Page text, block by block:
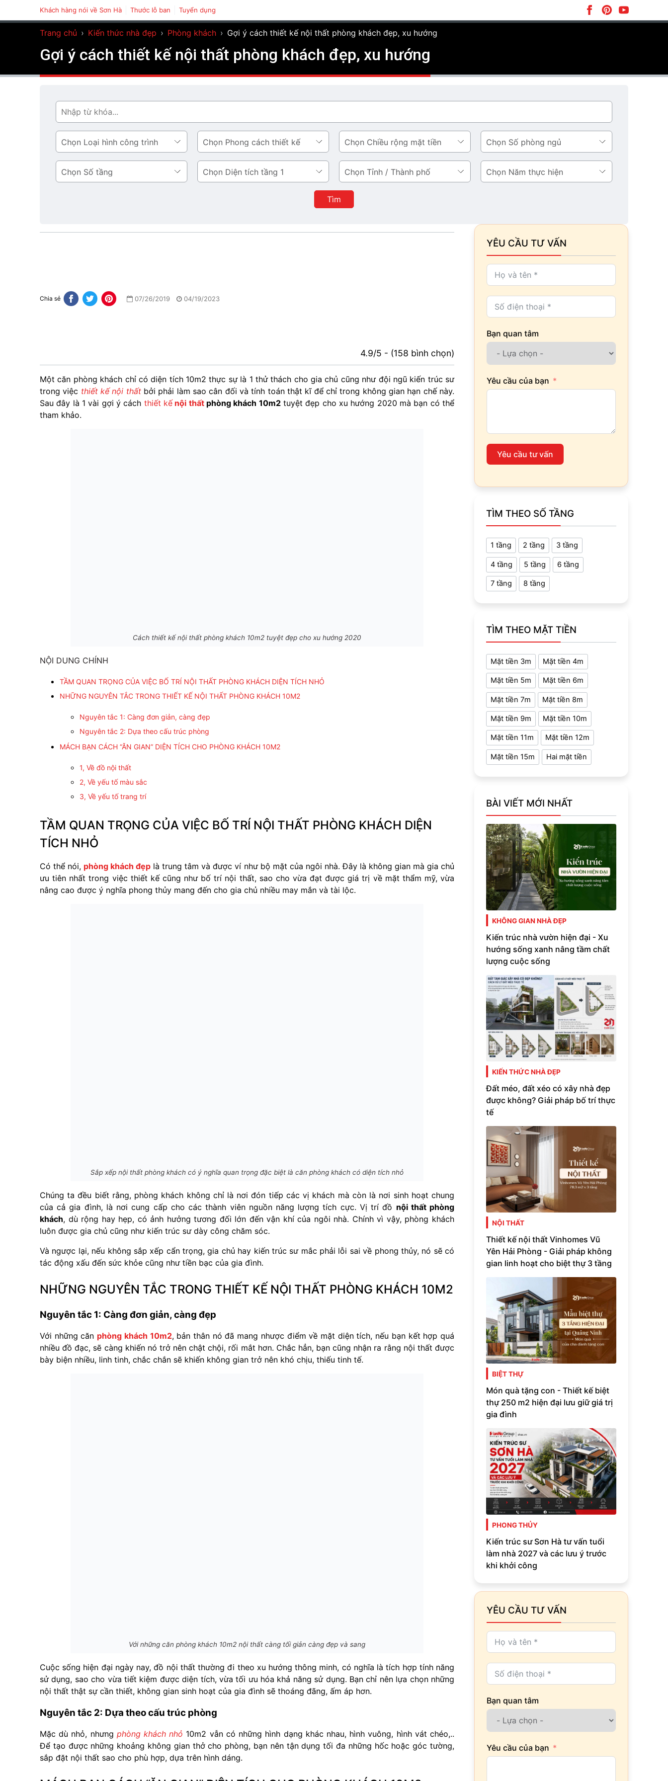
Khách hàng nói về Sơn Hà Thước lỗ ban Tuyển dụng
Trang chủ › Kiến thức nhà đẹp › Phòng khách › Gợi ý cách thiết kế nội thất phòng khách đẹp, xu hướng
Gợi ý cách thiết kế nội thất phòng khách đẹp, xu hướng
Tìm
Loại
hình
công
trình
Phong
cách
thiết
kế
Chiều
rộng
mặt
tiền
Số
phòng
ngủ
Số
tầng
Diện
tích
Tỉnh
/
Thành
phố
Năm
thực
Tìm
Chia sẻ 07/26/2019 04/19/2023
4.9/5 - (158 bình chọn)
Một căn phòng khách chỉ có diện tích 10m2 thực sự là 1 thử thách cho gia chủ cũng như đội ngũ kiến trúc sư
trong việc thiết kế nội thấtbởi phải làm sao cân đối và tính toán thật kĩ để chỉ trong không gian hạn chế này.
Sau đây là 1 vài gợi ý cách thiết kếnội thấtphòng khách 10m2tuyệt đẹp cho xu hướng 2020 mà bạn có thể
tham khảo.
Cách thiết kế nội thất phòng khách 10m2 tuyệt đẹp cho xu hướng 2020
NỘI DUNG CHÍNH
TẦM QUAN TRỌNG CỦA VIỆC BỐ TRÍ NỘI THẤT PHÒNG KHÁCH DIỆN TÍCH NHỎ
NHỮNG NGUYÊN TẮC TRONG THIẾT KẾ NỘI THẤT PHÒNG KHÁCH 10M2
Nguyên tắc 1: Càng đơn giản, càng đẹp
Nguyên tắc 2: Dựa theo cấu trúc phòng
MÁCH BẠN CÁCH “ĂN GIAN” DIỆN TÍCH CHO PHÒNG KHÁCH 10M2
1, Về đồ nội thất
2, Về yếu tố màu sắc
3, Về yếu tố trang trí
TẦM QUAN TRỌNG CỦA VIỆC BỐ TRÍ NỘI THẤT PHÒNG KHÁCH DIỆN
TÍCH NHỎ
Có thể nói, phòng khách đẹp là trung tâm và được ví như bộ mặt của ngôi nhà. Đây là không gian mà gia chủ
ưu tiên nhất trong việc thiết kế cũng như bố trí nội thất, sao cho vừa đạt được giá trị về mặt thẩm mỹ, vừa
nâng cao được ý nghĩa phong thủy mang đến cho gia chủ nhiều may mắn và tài lộc.
Sắp xếp nội thất phòng khách có ý nghĩa quan trọng đặc biệt là căn phòng khách có diện tích nhỏ
Chúng ta đều biết rằng, phòng khách không chỉ là nơi đón tiếp các vị khách mà còn là nơi sinh hoạt chung
của cả gia đình, là nơi cung cấp cho các thành viên nguồn năng lượng tích cực. Vị trí đồ nội thất phòng
khách, dù rộng hay hẹp, có ảnh hưởng tương đối lớn đến vận khí của ngôi nhà. Chính vì vậy, phòng khách
luôn được gia chủ cũng như kiến trúc sư dày công chăm sóc.
Và ngược lại, nếu không sắp xếp cẩn trọng, gia chủ hay kiến trúc sư mắc phải lỗi sai về phong thủy, nó sẽ có
tác động xấu đến sức khỏe cũng như tiền bạc của gia đình.
NHỮNG NGUYÊN TẮC TRONG THIẾT KẾ NỘI THẤT PHÒNG KHÁCH 10M2
Nguyên tắc 1: Càng đơn giản, càng đẹp
Với những căn phòng khách 10m2, bản thân nó đã mang nhược điểm về mặt diện tích, nếu bạn kết hợp quá
nhiều đồ đạc, sẽ càng khiến nó trở nên chật chội, rối mắt hơn. Chắc hẳn, bạn cũng nhận ra rằng nội thất được
bày biện nhiều, linh tinh, chắc chắn sẽ khiến không gian trở nên khó chịu, thiếu tinh tế.
Với những căn phòng khách 10m2 nội thất càng tối giản càng đẹp và sang
Cuộc sống hiện đại ngày nay, đồ nội thất thường đi theo xu hướng thông minh, có nghĩa là tích hợp tính năng
sử dụng, sao cho vừa tiết kiệm được diện tích, vừa tối ưu hóa khả năng sử dụng. Bạn chỉ nên lựa chọn những
nội thất thật sự cần thiết, không gian sinh hoạt của gia đình sẽ thoáng đãng, ấm áp hơn.
Nguyên tắc 2: Dựa theo cấu trúc phòng
Mặc dù nhỏ, nhưng phòng khách nhỏ 10m2 vẫn có những hình dạng khác nhau, hình vuông, hình vát chéo,..
Để tạo được những khoảng không gian thở cho phòng, bạn nên tận dụng tối đa những hốc hoặc góc tường,
sắp đặt nội thất sao cho phù hợp, dựa trên hình dáng.
YÊU CẦU TƯ VẤN
Bạn quan tâm
Yêu cầu của bạn
Yêu cầu tư vấn
TÌM THEO SỐ TẦNG
1 tầng 2 tầng 3 tầng
4 tầng 5 tầng 6 tầng
7 tầng 8 tầng
TÌM THEO MẶT TIỀN
Mặt tiền 3m Mặt tiền 4m
Mặt tiền 5m Mặt tiền 6m
Mặt tiền 7m Mặt tiền 8m
Mặt tiền 9m Mặt tiền 10m
Mặt tiền 11m Mặt tiền 12m
Mặt tiền 15m Hai mặt tiền
BÀI VIẾT MỚI NHẤT
KHÔNG GIAN NHÀ ĐẸP
Kiến trúc nhà vườn hiện đại - Xu
hướng sống xanh nâng tầm chất
lượng cuộc sống
KIẾN THỨC NHÀ ĐẸP
Đất méo, đất xéo có xây nhà đẹp
được không? Giải pháp bố trí thực
tế
NỘI THẤT
Thiết kế nội thất Vinhomes Vũ
Yên Hải Phòng - Giải pháp không
gian linh hoạt cho biệt thự 3 tầng
BIỆT THỰ
Món quà tặng con - Thiết kế biệt
thự 250 m2 hiện đại lưu giữ giá trị
gia đình
PHONG THỦY
Kiến trúc sư Sơn Hà tư vấn tuổi
làm nhà 2027 và các lưu ý trước
khi khởi công
YÊU CẦU TƯ VẤN
Bạn quan tâm
Yêu cầu của bạn